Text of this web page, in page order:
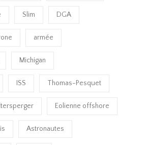
Slim DGA
armée
Michigan
ISS Thomas-Pesquet
Eolienne offshore
Astronautes